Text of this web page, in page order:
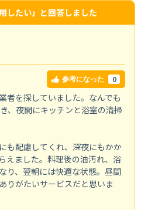
したい」と回答しました
参考になった 0
者を探していました。なんでも
、夜間にキッチンと浴室の清掃
も配慮してくれ、深夜にもかか
えました。料理後の油汚れ、浴
り、翌朝には快適な状態。昼間
りがたいサービスだと思いま